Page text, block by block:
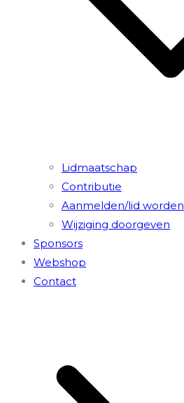
Lidmaatschap
Contributie
Aanmelden/lid worden
Wijziging doorgeven
Sponsors
Webshop
Contact